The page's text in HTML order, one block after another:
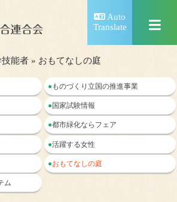
Auto
Translate
能者 » おもてなしの庭
●ものづくり立国の推進事業
●国家試験情報
●都市緑化ならフェア
●活躍する女性
●おもてなしの庭
ム